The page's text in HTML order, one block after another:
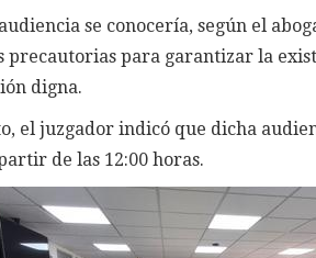
se conocería, según el
precautorias para garantizar la
digna.
el juzgador indicó que dicha
de las 12:00 horas.